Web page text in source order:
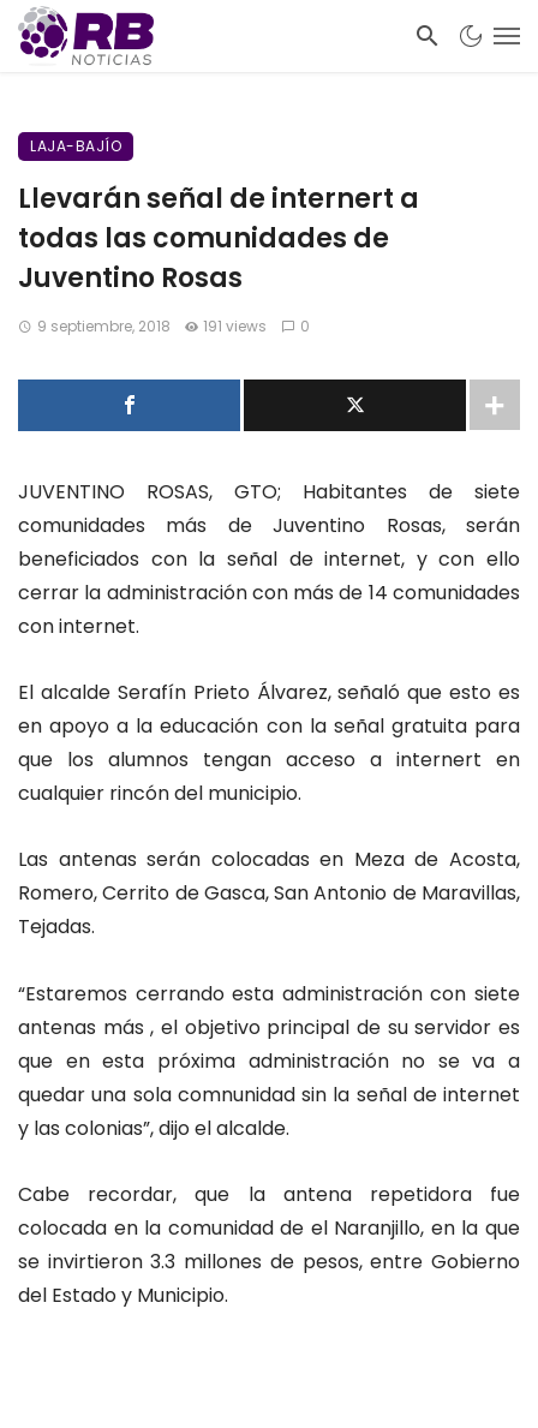
LAJA-BAJÍO
Llevarán señal de internert a
todas las comunidades de
Juventino Rosas
9 septiembre, 2018 191 views 0
JUVENTINO ROSAS, GTO; Habitantes de siete
comunidades más de Juventino Rosas, serán
beneficiados con la señal de internet, y con ello
cerrar la administración con más de 14 comunidades
con internet.
El alcalde Serafín Prieto Álvarez, señaló que esto es
en apoyo a la educación con la señal gratuita para
que los alumnos tengan acceso a internert en
cualquier rincón del municipio.
Las antenas serán colocadas en Meza de Acosta,
Romero, Cerrito de Gasca, San Antonio de Maravillas,
Tejadas.
“Estaremos cerrando esta administración con siete
antenas más , el objetivo principal de su servidor es
que en esta próxima administración no se va a
quedar una sola comnunidad sin la señal de internet
y las colonias”, dijo el alcalde.
Cabe recordar, que la antena repetidora fue
colocada en la comunidad de el Naranjillo, en la que
se invirtieron 3.3 millones de pesos, entre Gobierno
del Estado y Municipio.